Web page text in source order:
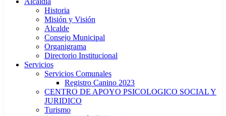
Historia
Misión y Visión
Alcalde
Consejo Municipal
Organigrama
Directorio Institucional
Servicios
Servicios Comunales
Registro Canino 2023
CENTRO DE APOYO PSICOLOGICO SOCIAL Y
JURIDICO
Turismo